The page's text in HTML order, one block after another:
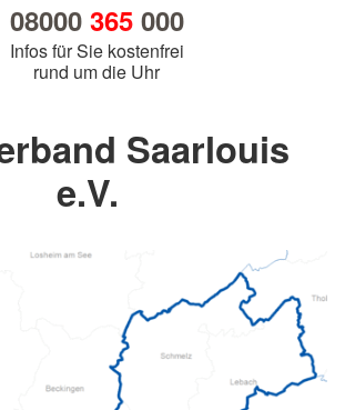
08000 365000
Infos für Sie kostenfrei
rund um die Uhr
Saarlouis
e.V.